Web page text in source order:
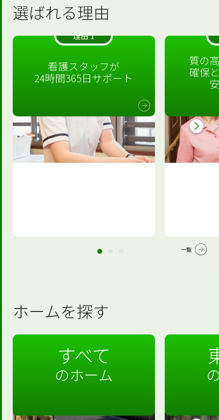
選ばれる理由
理由 1
看護スタッフが
24時間365日サポート
質の
確保
一覧
ホームを探す
すべて
のホーム